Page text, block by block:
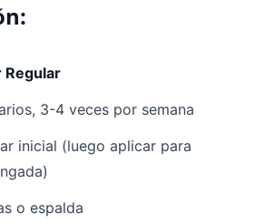
Regular
3-4 veces por semana
inicial (luego aplicar para
o espalda